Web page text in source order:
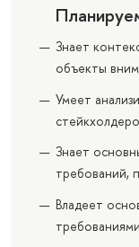
Знает
объекты
Умеет
Знает
требований,
Владеет